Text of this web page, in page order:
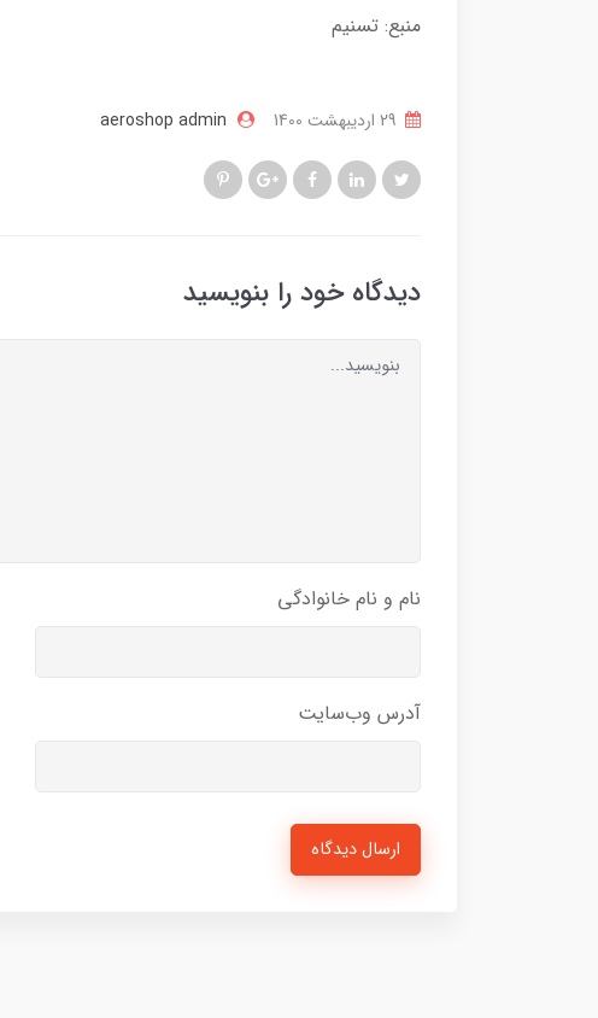
منبع: تسنیم
aeroshop admin
دیدگاه خود را بنویسید
نام و نام خانوادگی
آدرس وب‌سایت
ارسال دیدگاه